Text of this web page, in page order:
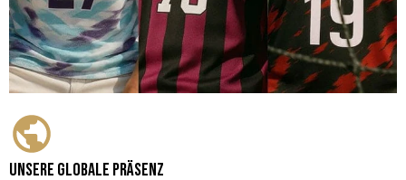
Unsere globale Präsenz